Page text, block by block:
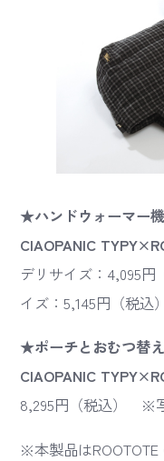
★ハンドウォーマー
CIAOPANIC
デリサイズ：4,095
イズ：5,145円（税込）
★ポーチとおむつ替
CIAOPANIC
8,295円（税込） ※
※本製品はROOTOTE